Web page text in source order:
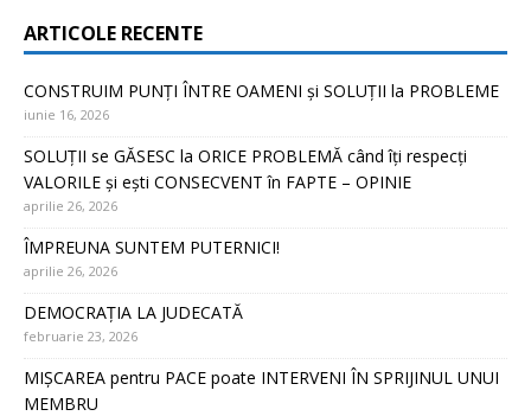
ARTICOLE RECENTE
CONSTRUIM PUNȚI ÎNTRE OAMENI și SOLUȚII la PROBLEME
iunie 16, 2026
SOLUȚII se GĂSESC la ORICE PROBLEMĂ când îți respecți
VALORILE și ești CONSECVENT în FAPTE – OPINIE
aprilie 26, 2026
ÎMPREUNA SUNTEM PUTERNICI!
aprilie 26, 2026
DEMOCRAȚIA LA JUDECATĂ
februarie 23, 2026
MIȘCAREA pentru PACE poate INTERVENI ÎN SPRIJINUL UNUI
MEMBRU